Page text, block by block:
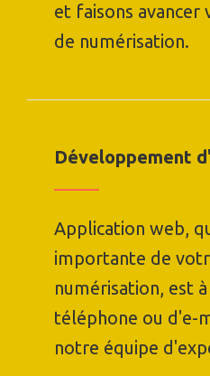
et faisons avancer
de numérisation.
Développement
Application web,
importante de
numérisation, est
téléphone ou d'e-
notre équipe